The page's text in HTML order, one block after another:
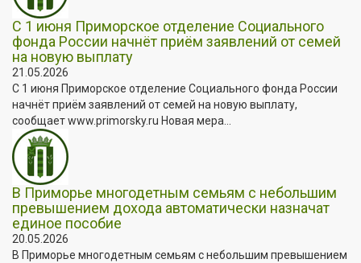
С 1 июня Приморское отделение Социального
фонда России начнёт приём заявлений от семей
на новую выплату
21.05.2026
С 1 июня Приморское отделение Социального фонда России
начнёт приём заявлений от семей на новую выплату,
сообщает www.primorsky.ru Новая мера...
В Приморье многодетным семьям с небольшим
превышением дохода автоматически назначат
единое пособие
20.05.2026
В Приморье многодетным семьям с небольшим превышением